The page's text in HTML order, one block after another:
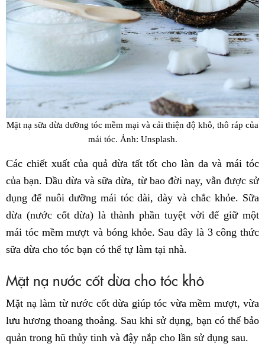
Mặt nạ sữa dừa dưỡng tóc mềm mại và cải thiện độ khô, thô ráp của
mái tóc. Ảnh: Unsplash.
Các chiết xuất của quả dừa tất tốt cho làn da và mái tóc
của bạn. Dầu dừa và sữa dừa, từ bao đời nay, vẫn được sử
dụng để nuôi dưỡng mái tóc dài, dày và chắc khỏe. Sữa
dừa (nước cốt dừa) là thành phần tuyệt vời để giữ một
mái tóc mềm mượt và bóng khỏe. Sau đây là 3 công thức
sữa dừa cho tóc bạn có thể tự làm tại nhà.
Mặt nạ nước cốt dừa cho tóc khô
Mặt nạ làm từ nước cốt dừa giúp tóc vừa mềm mượt, vừa
lưu hương thoang thoảng. Sau khi sử dụng, bạn có thể bảo
quản trong hũ thủy tinh và đậy nắp cho lần sử dụng sau.